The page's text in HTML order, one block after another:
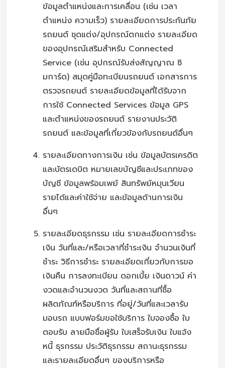
ข้อมูลตำแหน่งและการเคลื่อน (เช่น เวลา
ตำแหน่ง ความเร็ว) รายละเอียดการประกันภัย
รถยนต์ ชุดแต่ง/อุปกรณ์ตกแต่ง รายละเอียด
ของอุปกรณ์เสริมสำหรับ Connected
Service (เช่น อุปกรณ์รับส่งสัญญาณ ซิ
มการ์ด) สมุดคู่มือทะเบียนรถยนต์ เอกสารการ
ตรวจรถยนต์ รายละเอียดข้อมูลที่ได้รับจาก
การใช้ Connected Services ข้อมูล GPS
และตำแหน่งของรถยนต์ รายงานประวัติ
รถยนต์ และข้อมูลที่เกี่ยวข้องกับรถยนต์อื่นๆ
รายละเอียดทางการเงิน เช่น ข้อมูลบัตรเครดิต
และบัตรเดบิต หมายเลขบัญชีและประเภทของ
บัญชี ข้อมูลพร้อมเพย์ สินทรัพย์หมุนเวียน
รายได้และค่าใช้จ่าย และข้อมูลด้านการเงิน
อื่นๆ
รายละเอียดธุรกรรม เช่น รายละเอียดการชำระ
เงิน วันที่และ/หรือเวลาที่ชำระเงิน จำนวนเงินที่
ชำระ วิธีการชำระ รายละเอียดเกี่ยวกับการขอ
เงินคืน การลงทะเบียน ดอกเบี้ย เงินดาวน์ ค่า
งวดและจำนวนงวด วันที่และสถานที่ซื้อ
ผลิตภัณฑ์หรือบริการ ที่อยู่/วันที่และเวลารับ
มอบรถ แบบฟอร์มขอใช้บริการ ใบจองซื้อ ใบ
ตอบรับ ลายมือชื่อผู้รับ ใบเสร็จรับเงิน ใบแจ้ง
หนี้ ธุรกรรม ประวัติธุรกรรม สถานะธุรกรรม
และรายละเอียดอื่นๆ ของบริการหรือ